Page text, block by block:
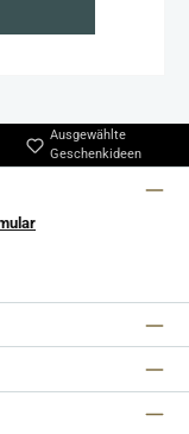
Ausgewählte
Geschenkideen